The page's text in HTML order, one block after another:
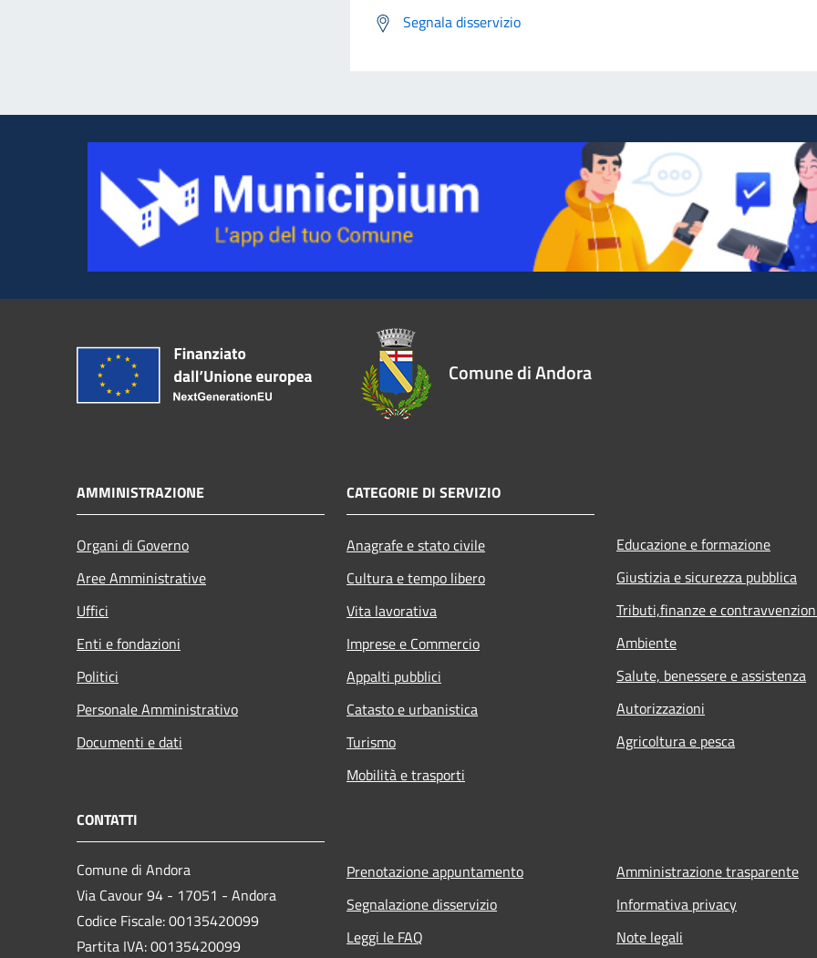
Segnala disservizio
Comune di Andora
AMMINISTRAZIONE
Organi di Governo
Aree Amministrative
Uffici
Enti e fondazioni
Politici
Personale Amministrativo
Documenti e dati
CATEGORIE DI SERVIZIO
Anagrafe e stato civile
Cultura e tempo libero
Vita lavorativa
Imprese e Commercio
Appalti pubblici
Catasto e urbanistica
Turismo
Mobilità e trasporti
Educazione e formazione
Giustizia e sicurezza pubblica
Tributi,finanze e
Ambiente
Salute, benessere e assistenza
Autorizzazioni
Agricoltura e pesca
CONTATTI
Comune di Andora
Via Cavour 94 - 17051 - Andora
Codice Fiscale: 00135420099
Partita IVA: 00135420099
Prenotazione appuntamento
Segnalazione disservizio
Leggi le FAQ
Amministrazione trasparente
Informativa privacy
Note legali